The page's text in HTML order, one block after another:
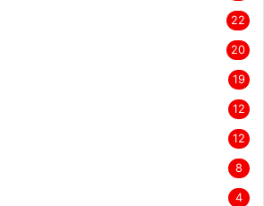
22
20
19
12
12
8
4